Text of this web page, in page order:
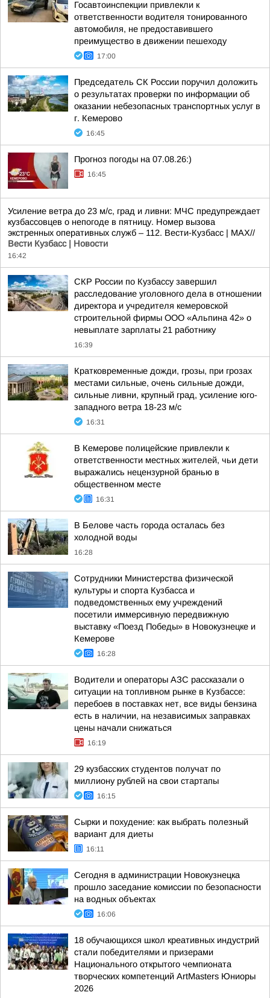
Госавтоинспекции привлекли к
ответственности водителя тонированного
автомобиля, не предоставившего
преимущество в движении пешеходу
17:00
Председатель СК России поручил доложить
о результатах проверки по информации об
оказании небезопасных транспортных услуг в
г. Кемерово
16:45
Прогноз погоды на 07.08.26:)
16:45
Усиление ветра до 23 м/с, град и ливни: МЧС предупреждает
кузбассовцев о непогоде в пятницу. Номер вызова
экстренных оперативных служб – 112. Вести-Кузбасс | MAX//
Вести Кузбасс | Новости
16:42
СКР России по Кузбассу завершил
расследование уголовного дела в отношении
директора и учредителя кемеровской
строительной фирмы ООО «Альпина 42» о
невыплате зарплаты 21 работнику
16:39
Кратковременные дожди, грозы, при грозах
местами сильные, очень сильные дожди,
сильные ливни, крупный град, усиление юго-
западного ветра 18-23 м/с
16:31
В Кемерове полицейские привлекли к
ответственности местных жителей, чьи дети
выражались нецензурной бранью в
общественном месте
16:31
В Белове часть города осталась без
холодной воды
16:28
Сотрудники Министерства физической
культуры и спорта Кузбасса и
подведомственных ему учреждений
посетили иммерсивную передвижную
выставку «Поезд Победы» в Новокузнецке и
Кемерове
16:28
Водители и операторы АЗС рассказали о
ситуации на топливном рынке в Кузбассе:
перебоев в поставках нет, все виды бензина
есть в наличии, на независимых заправках
цены начали снижаться
16:19
29 кузбасских студентов получат по
миллиону рублей на свои стартапы
16:15
Сырки и похудение: как выбрать полезный
вариант для диеты
16:11
Сегодня в администрации Новокузнецка
прошло заседание комиссии по безопасности
на водных объектах
16:06
18 обучающихся школ креативных индустрий
стали победителями и призерами
Национального открытого чемпионата
творческих компетенций ArtMasters Юниоры
2026